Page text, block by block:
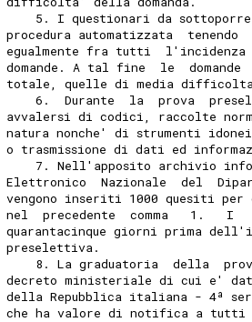
5. I questionari da
procedura automatizzata
egualmente fra tutti
domande. A tal fine  le
totale, quelle di media
6.  Durante  la  prova
avvalersi di codici, raccolte
natura nonche' di strumenti
o trasmissione di dati ed
7. Nell'apposito archivio
Elettronico  Nazionale  del
vengono inseriti 1000 quesiti
nel  precedente  comma   1.   I
quarantacinque giorni prima
preselettiva.
8. La graduatoria  della
decreto ministeriale di cui e'
della Repubblica italiana - 4ª
che ha valore di notifica a